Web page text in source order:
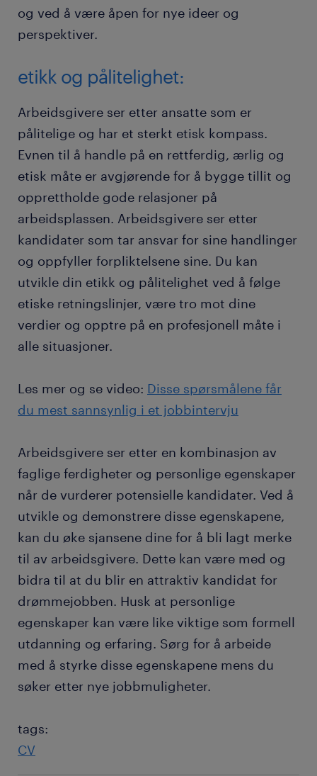
og ved å være åpen for nye ideer og
perspektiver.
etikk og pålitelighet:
Arbeidsgivere ser etter ansatte som er
pålitelige og har et sterkt etisk kompass.
Evnen til å handle på en rettferdig, ærlig og
etisk måte er avgjørende for å bygge tillit og
opprettholde gode relasjoner på
arbeidsplassen. Arbeidsgivere ser etter
kandidater som tar ansvar for sine handlinger
og oppfyller forpliktelsene sine. Du kan
utvikle din etikk og pålitelighet ved å følge
etiske retningslinjer, være tro mot dine
verdier og opptre på en profesjonell måte i
alle situasjoner.
Les mer og se video: Disse spørsmålene får
du mest sannsynlig i et jobbintervju
Arbeidsgivere ser etter en kombinasjon av
faglige ferdigheter og personlige egenskaper
når de vurderer potensielle kandidater. Ved å
utvikle og demonstrere disse egenskapene,
kan du øke sjansene dine for å bli lagt merke
til av arbeidsgivere. Dette kan være med og
bidra til at du blir en attraktiv kandidat for
drømmejobben. Husk at personlige
egenskaper kan være like viktige som formell
utdanning og erfaring. Sørg for å arbeide
med å styrke disse egenskapene mens du
søker etter nye jobbmuligheter.
tags:
CV